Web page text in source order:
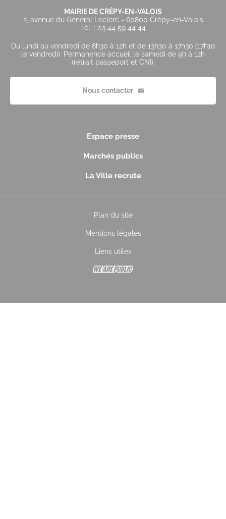
MAIRIE DE CRÉPY-EN-VALOIS
2, avenue du Général Leclerc - 60800 Crépy-en-Valois
Tél. : 03 44 59 44 44
Du lundi au vendredi de 8h30 à 12h et de 13h30 à 17h30 (17h10
le vendredi). Permanence accueil le samedi de 9h à 12h
(retrait passeport et CNI).
Nous contacter
Espace presse
Marchés publics
La Ville recrute
Plan du site
Mentions légales
Liens utiles